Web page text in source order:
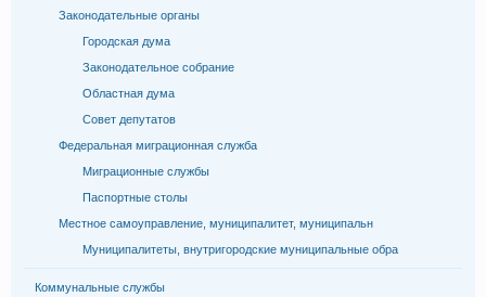
Законодательные органы
Городская дума
Законодательное собрание
Областная дума
Совет депутатов
Федеральная миграционная служба
Миграционные службы
Паспортные столы
Местное самоуправление, муниципалитет, муниципальн
Муниципалитеты, внутригородские муниципальные обра
Коммунальные службы